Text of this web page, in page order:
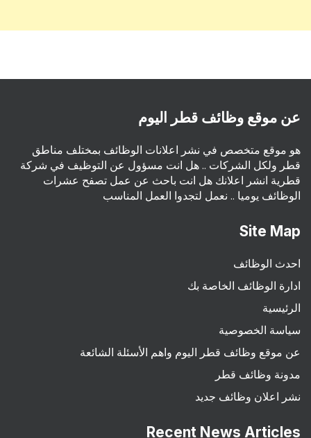
عن موقع وظائف قطر اليوم
هو موقع متخصص في نشر اعلانات الوظائف بمختلف مناطق
قطر ولكل الشركات .. هل انت مسؤول عن التوظيف في شركة
قطرية انشر اعلانك هل انت باحث عن عمل تصفح عشرات
الوظائف يوميا .. نعمل لتجدوا العمل المناسب
Site Map
احدث الوظائف
ادارة الوظائف الخاصة بك
الرئيسية
سياسة الخصوصية
عن موقع وظائف قطر اليوم واهم الأسئلة الشائعة
مدونة وظائف قطر
نشر اعلان وظائف جديد
Recent News Articles